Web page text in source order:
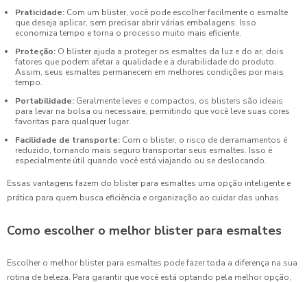
Praticidade: Com um blister, você pode escolher facilmente o esmalte
que deseja aplicar, sem precisar abrir várias embalagens. Isso
economiza tempo e torna o processo muito mais eficiente.
Proteção: O blister ajuda a proteger os esmaltes da luz e do ar, dois
fatores que podem afetar a qualidade e a durabilidade do produto.
Assim, seus esmaltes permanecem em melhores condições por mais
tempo.
Portabilidade: Geralmente leves e compactos, os blisters são ideais
para levar na bolsa ou necessaire, permitindo que você leve suas cores
favoritas para qualquer lugar.
Facilidade de transporte: Com o blister, o risco de derramamentos é
reduzido, tornando mais seguro transportar seus esmaltes. Isso é
especialmente útil quando você está viajando ou se deslocando.
Essas vantagens fazem do blister para esmaltes uma opção inteligente e
prática para quem busca eficiência e organização ao cuidar das unhas.
Como escolher o melhor blister para esmaltes
Escolher o melhor blister para esmaltes pode fazer toda a diferença na sua
rotina de beleza. Para garantir que você está optando pela melhor opção,